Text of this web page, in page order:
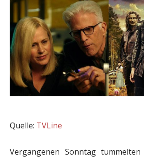
Quelle: TVLine
Vergangenen Sonntag